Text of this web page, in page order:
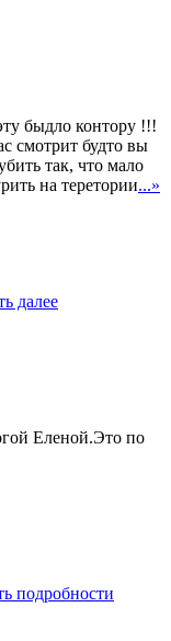
быдло контору !!!
смотрит будто вы
так, что мало
на теретории...»
далее
Еленой.Это по
подробности